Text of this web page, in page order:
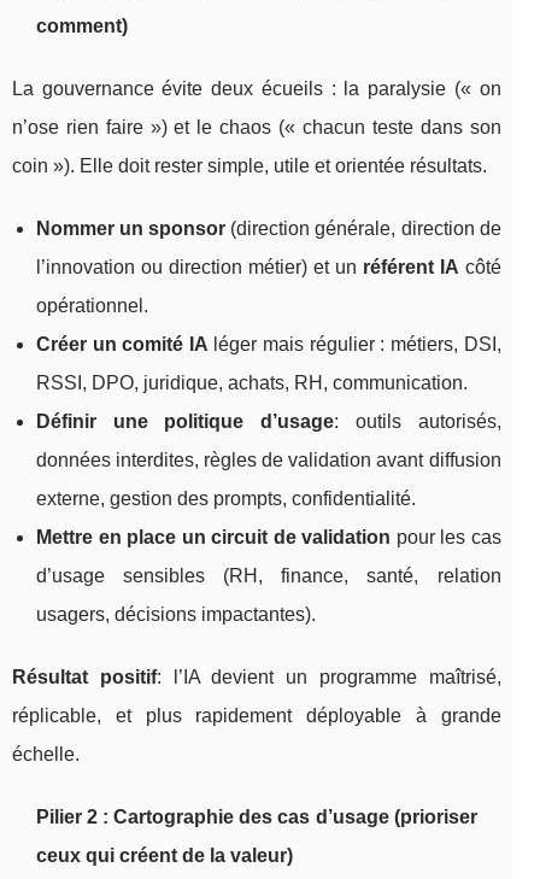
comment)
La gouvernance évite deux écueils : la paralysie (« on
n’ose rien faire ») et le chaos (« chacun teste dans son
coin »). Elle doit rester simple, utile et orientée résultats.
Nommer un sponsor (direction générale, direction de
l’innovation ou direction métier) et un référent IA côté
opérationnel.
Créer un comité IA léger mais régulier : métiers, DSI,
RSSI, DPO, juridique, achats, RH, communication.
Définir une politique d’usage: outils autorisés,
données interdites, règles de validation avant diffusion
externe, gestion des prompts, confidentialité.
Mettre en place un circuit de validation pour les cas
d’usage sensibles (RH, finance, santé, relation
usagers, décisions impactantes).
Résultat positif: l’IA devient un programme maîtrisé,
réplicable, et plus rapidement déployable à grande
échelle.
Pilier 2 : Cartographie des cas d’usage (prioriser
ceux qui créent de la valeur)